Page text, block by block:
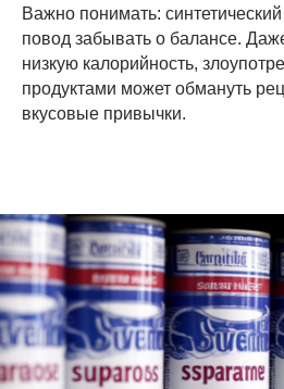
Важно понимать:
повод забывать о балансе.
низкую калорийность,
продуктами может обмануть
вкусовые привычки.